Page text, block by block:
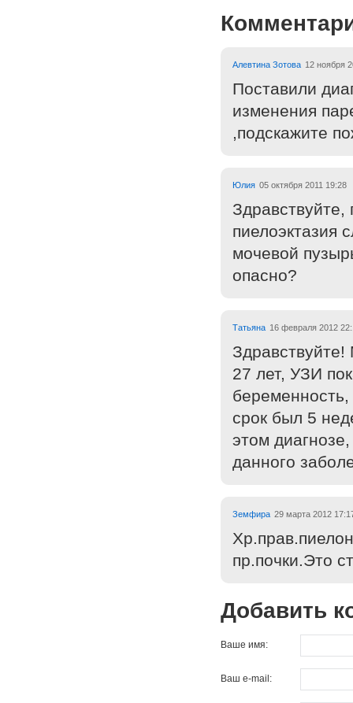
Алевтина Зотова 12 ноября
Поставили
изменения
,подскажите
Юлия 05 октября 2011 19:28
Здравствуйте,
пиелоэктазия
мочевой
опасно?
Татьяна 16 февраля 2012
Здравствуйте!
27 лет, УЗИ
беременность,
срок был 5
этом
данного
Земфира 29 марта 2012
пр.почки.Это
Добавить
Ваше имя:
Ваш e-mail: